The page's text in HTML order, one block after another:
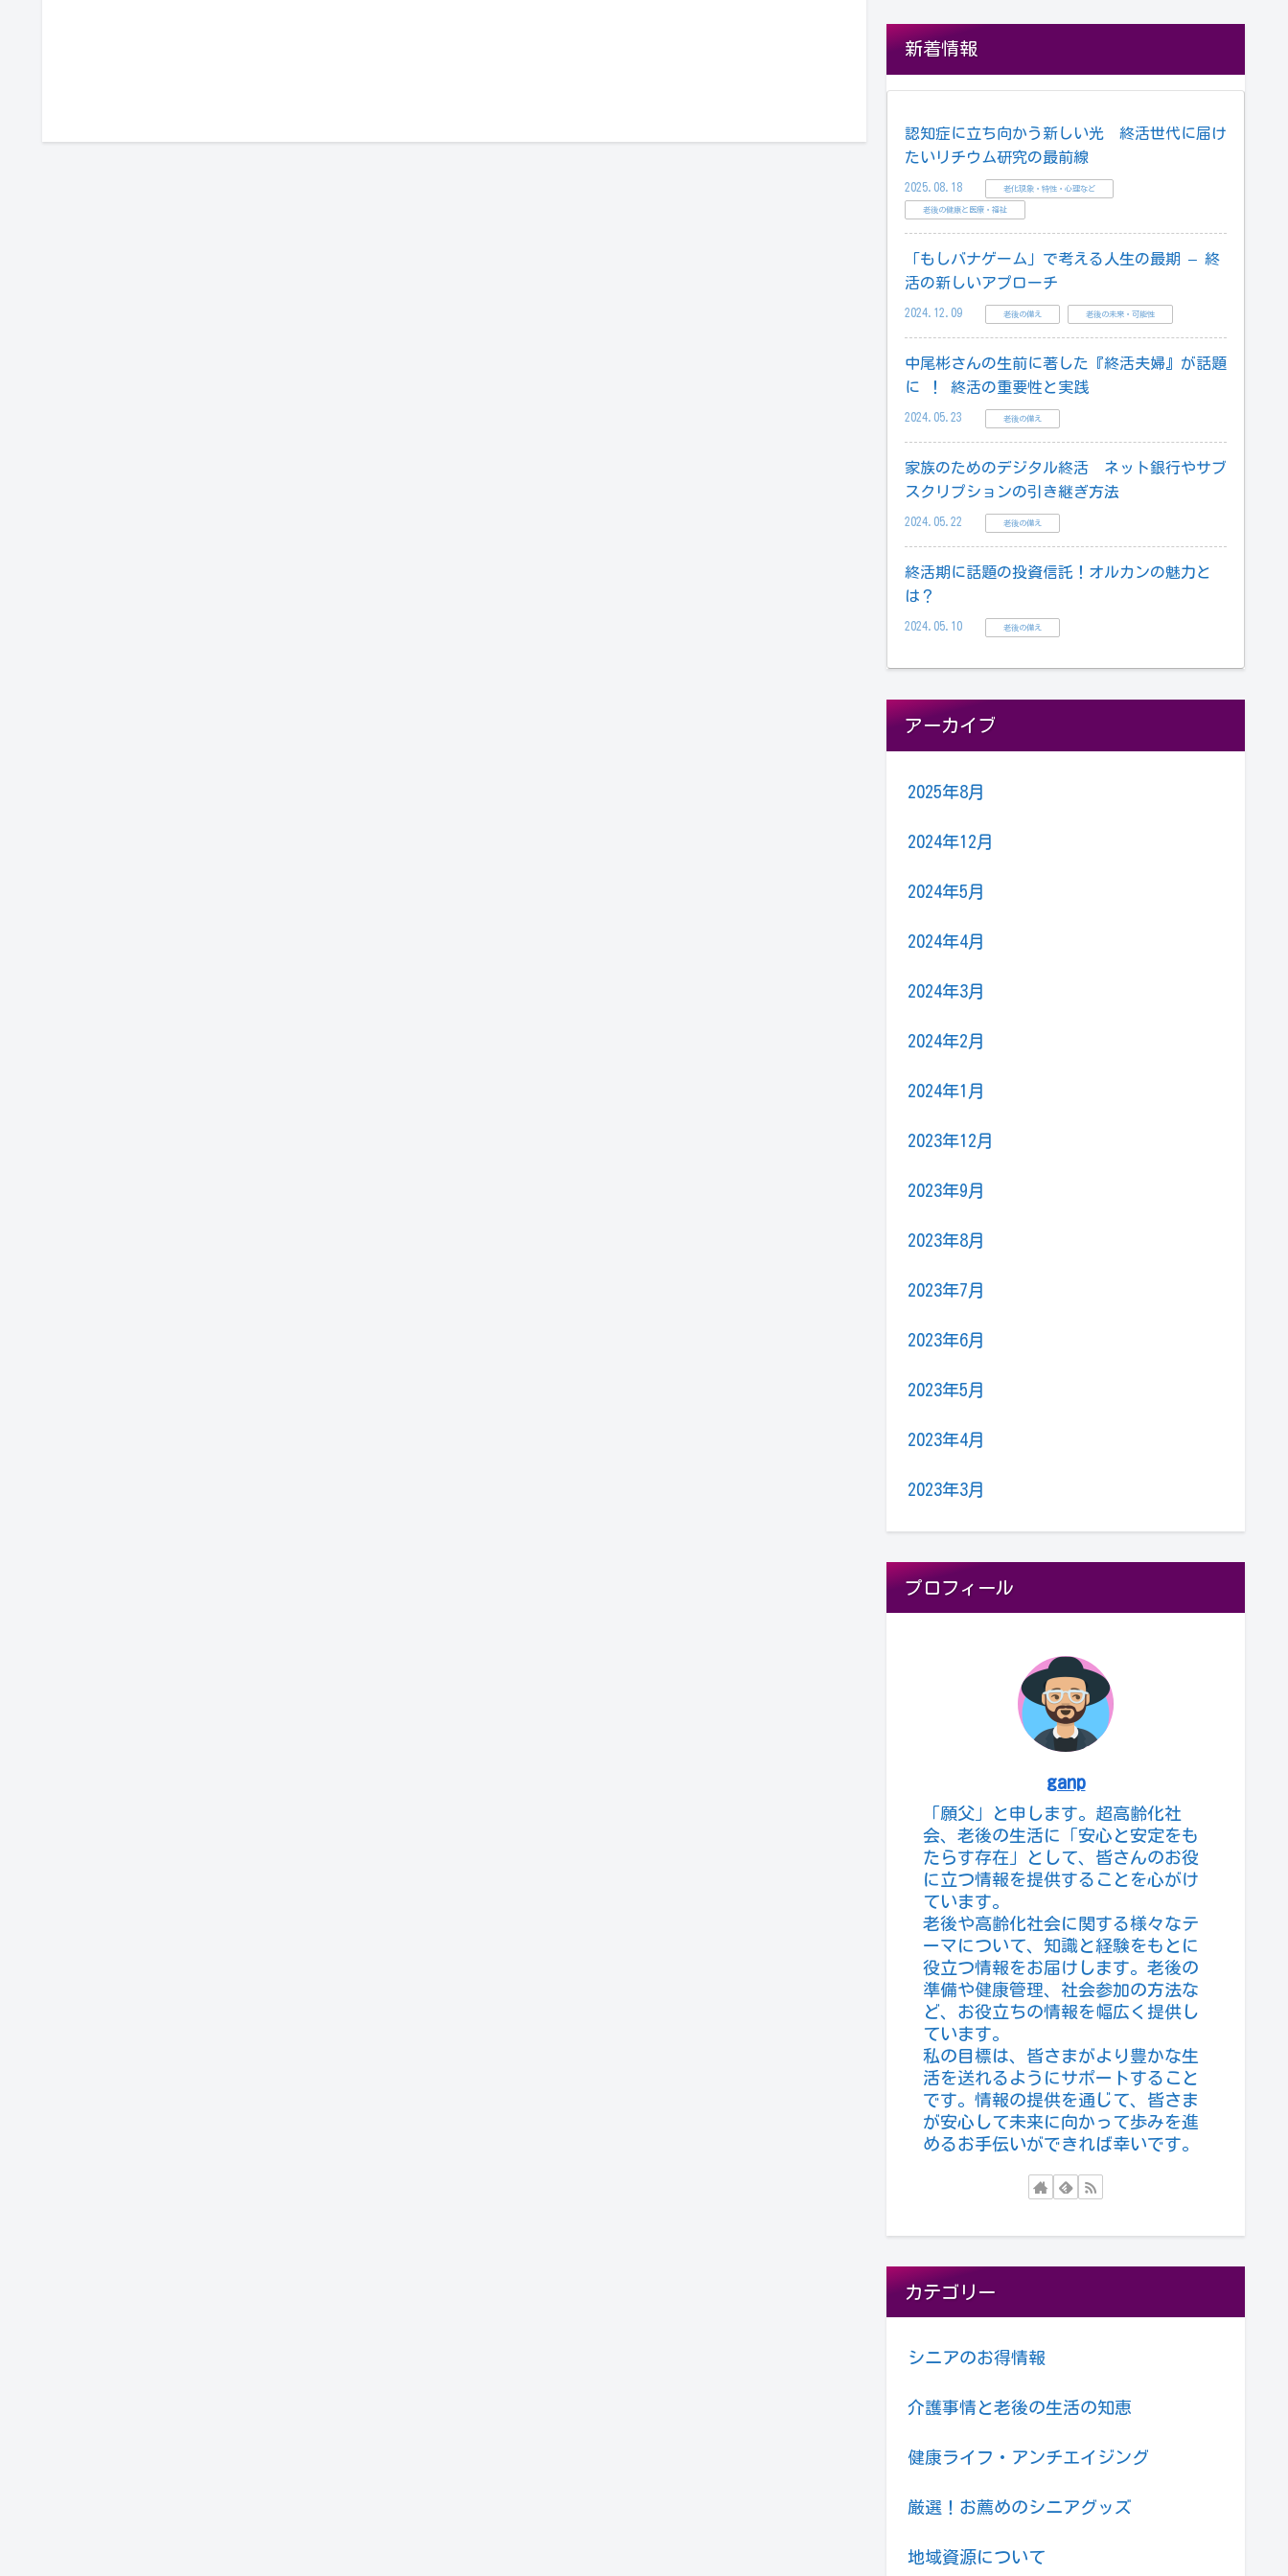
新着情報
認知症に立ち向かう新しい光 終活世代に届け
たいリチウム研究の最前線
2025.08.18 老化現象・特性・心理など
老後の健康と医療・福祉
「もしバナゲーム」で考える人生の最期 – 終
活の新しいアプローチ
2024.12.09 老後の備え 老後の未来・可能性
中尾彬さんの生前に著した『終活夫婦』が話題
に ！ 終活の重要性と実践
2024.05.23 老後の備え
家族のためのデジタル終活 ネット銀行やサブ
スクリプションの引き継ぎ方法
2024.05.22 老後の備え
終活期に話題の投資信託！オルカンの魅力と
は？
2024.05.10 老後の備え
アーカイブ
2025年8月
2024年12月
2024年5月
2024年4月
2024年3月
2024年2月
2024年1月
2023年12月
2023年9月
2023年8月
2023年7月
2023年6月
2023年5月
2023年4月
2023年3月
プロフィール
ganp
「願父」と申します。超高齢化社
会、老後の生活に「安心と安定をも
たらす存在」として、皆さんのお役
に立つ情報を提供することを心がけ
ています。
老後や高齢化社会に関する様々なテ
ーマについて、知識と経験をもとに
役立つ情報をお届けします。老後の
準備や健康管理、社会参加の方法な
ど、お役立ちの情報を幅広く提供し
ています。
私の目標は、皆さまがより豊かな生
活を送れるようにサポートすること
です。情報の提供を通じて、皆さま
が安心して未来に向かって歩みを進
めるお手伝いができれば幸いです。
カテゴリー
シニアのお得情報
介護事情と老後の生活の知恵
健康ライフ・アンチエイジング
厳選！お薦めのシニアグッズ
地域資源について